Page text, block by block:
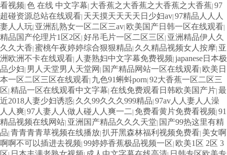
看视频| 色 在线 中文字幕| 大香蕉之大香蕉之大香蕉之大香蕉| 97
超碰资源总站在线观看| 天天摸天天天天日少妇av| 97精品人人人
妻人人玩| 亚洲乱熟女一区二区三av| 欧美国产日韩一区在线观看|
精品国产伦理片1区2区| 好吊毛片一区二区三区| 亚洲精品伊人久
久久大香| 蜜桃午夜婷婷综合狠狠精品| 久久精品视频女人按摩| 亚
洲欧洲不卡在线观看| 人妻熟妇中文字幕免费视频| japanese日本极
品少妇| 男人天堂男人天堂网 | 国产精品网站一区在线观看| 欧美日
本一区二区三区在线观看| 九色91蝌蚪porn| 92大香蕉一区二区三
区| 精品一区在线观看中文字幕| 在线免费观看日韩欧美国产片| 最
近2018人妻少妇诱惑| 久久99久久久999精品| 97av人人妻人人澡
人人爽| 97人妻人人做人碰人人爽一二 | 免费看黄片免费看视频| 91
精品视频在线网站| 亚洲国产精品久久久天堂| 国产99热这里有精
品| 青青青青草视频在线播放| 扒开黑森林福利视频免费看| 美女啊
啊啊不可以插进去视频| 99婷婷香蕉极品视频一区| 欧美1区 2区 3